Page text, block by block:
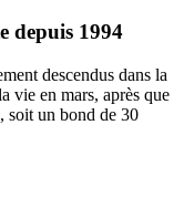
depuis 1994
descendus dans la
vie en mars, après que
soit un bond de 30